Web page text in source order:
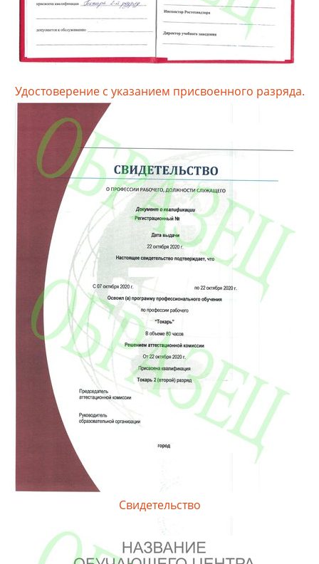
Удостоверение с указанием присвоенного разряда.
Свидетельство